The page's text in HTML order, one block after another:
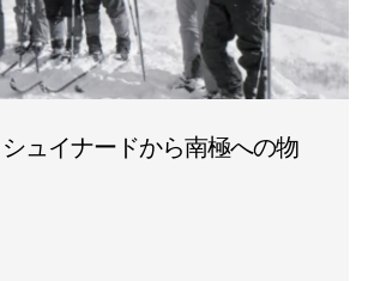
ュイナードから南極への物